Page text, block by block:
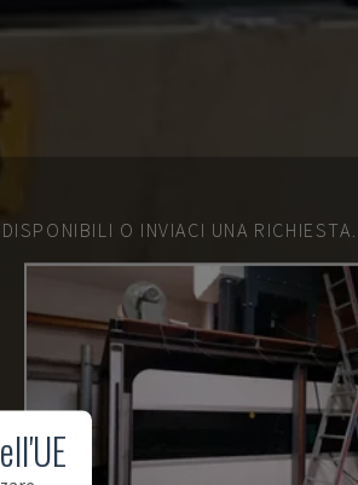
O INVIACI UNA RICHIESTA.